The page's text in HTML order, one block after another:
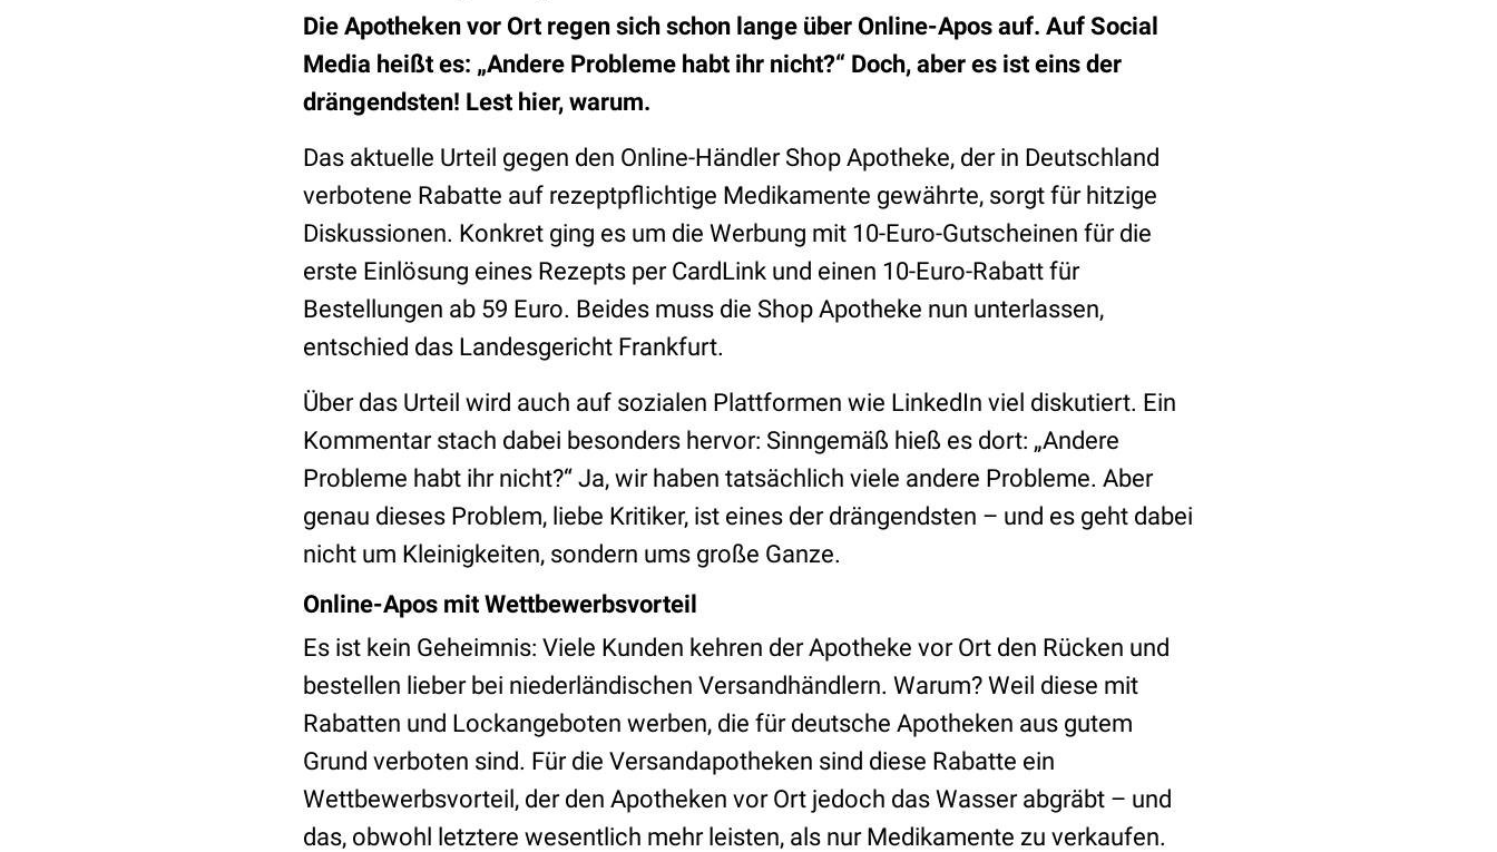
Die Apotheken vor Ort regen sich schon lange über Online-Apos auf. Auf Social
Media heißt es: „Andere Probleme habt ihr nicht?“ Doch, aber es ist eins der
drängendsten! Lest hier, warum.
Das aktuelle Urteil gegen den Online-Händler Shop Apotheke, der in Deutschland
verbotene Rabatte auf rezeptpflichtige Medikamente gewährte, sorgt für hitzige
Diskussionen. Konkret ging es um die Werbung mit 10-Euro-Gutscheinen für die
erste Einlösung eines Rezepts per CardLink und einen 10-Euro-Rabatt für
Bestellungen ab 59 Euro. Beides muss die Shop Apotheke nun unterlassen,
entschied das Landesgericht Frankfurt.
Über das Urteil wird auch auf sozialen Plattformen wie LinkedIn viel diskutiert. Ein
Kommentar stach dabei besonders hervor: Sinngemäß hieß es dort: „Andere
Probleme habt ihr nicht?“ Ja, wir haben tatsächlich viele andere Probleme. Aber
genau dieses Problem, liebe Kritiker, ist eines der drängendsten – und es geht dabei
nicht um Kleinigkeiten, sondern ums große Ganze.
Online-Apos mit Wettbewerbsvorteil
Es ist kein Geheimnis: Viele Kunden kehren der Apotheke vor Ort den Rücken und
bestellen lieber bei niederländischen Versandhändlern. Warum? Weil diese mit
Rabatten und Lockangeboten werben, die für deutsche Apotheken aus gutem
Grund verboten sind. Für die Versandapotheken sind diese Rabatte ein
Wettbewerbsvorteil, der den Apotheken vor Ort jedoch das Wasser abgräbt – und
das, obwohl letztere wesentlich mehr leisten, als nur Medikamente zu verkaufen.